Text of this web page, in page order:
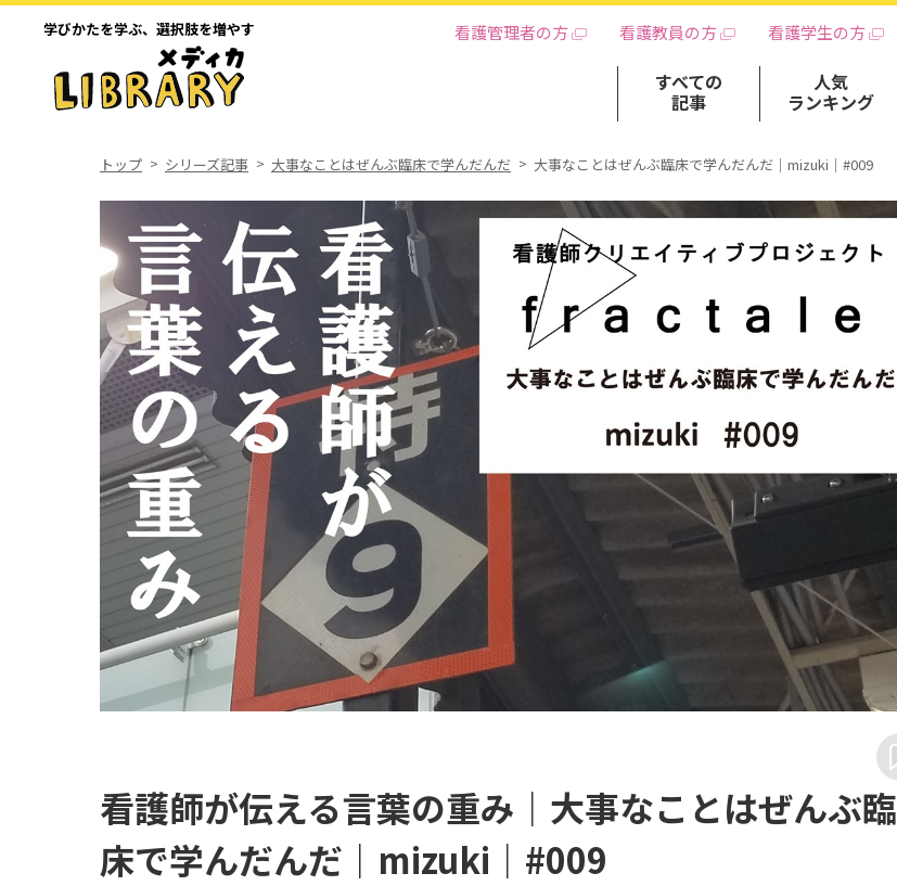
学びかたを学ぶ、 選択肢を増やす 看護管理者の方 看護教員の方 看護学生の方
すべての
記事
人気
ランキング
トップ シリーズ記事 大事なことはぜんぶ臨床で学んだんだ 大事なことはぜんぶ臨床で学んだんだ｜mizuki｜#009
看護師が伝える言葉の重み｜大事なことはぜんぶ臨
床で学んだんだ｜mizuki｜#009